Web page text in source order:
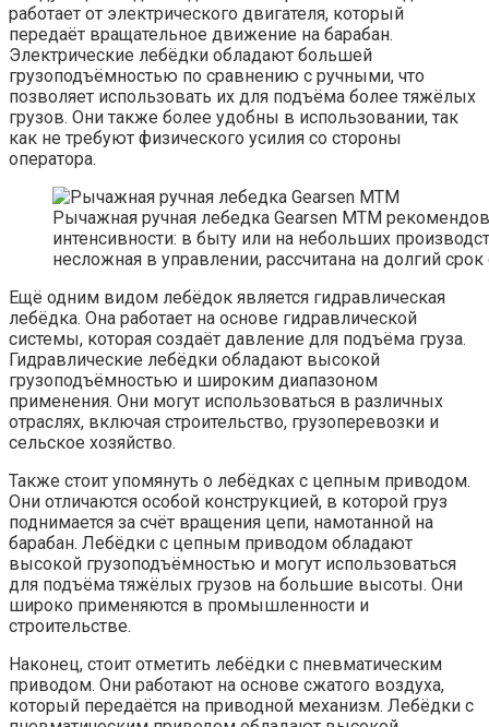
работает от электрического двигателя, который
передаёт вращательное движение на барабан.
Электрические лебёдки обладают большей
грузоподъёмностью по сравнению с ручными, что
позволяет использовать их для подъёма более тяжёлых
грузов. Они также более удобны в использовании, так
как не требуют физического усилия со стороны
оператора.
Рычажная ручная лебедка Gearsen МТМ
интенсивности: в быту или на небольших
несложная в управлении, рассчитана на долгий
Ещё одним видом лебёдок является гидравлическая
лебёдка. Она работает на основе гидравлической
системы, которая создаёт давление для подъёма груза.
Гидравлические лебёдки обладают высокой
грузоподъёмностью и широким диапазоном
применения. Они могут использоваться в различных
отраслях, включая строительство, грузоперевозки и
сельское хозяйство.
Также стоит упомянуть о лебёдках с цепным приводом.
Они отличаются особой конструкцией, в которой груз
поднимается за счёт вращения цепи, намотанной на
барабан. Лебёдки с цепным приводом обладают
высокой грузоподъёмностью и могут использоваться
для подъёма тяжёлых грузов на большие высоты. Они
широко применяются в промышленности и
строительстве.
Наконец, стоит отметить лебёдки с пневматическим
приводом. Они работают на основе сжатого воздуха,
который передаётся на приводной механизм. Лебёдки с